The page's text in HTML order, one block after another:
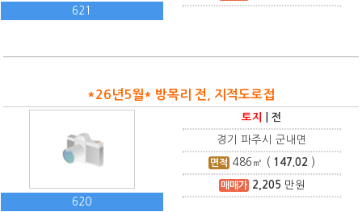
621
*26년5월* 방목리 전, 지적도로접
620
토지 |전
경기 파주시 군내면
면적 486 ㎡ ( 147.02 )
매매가 2,205 만원